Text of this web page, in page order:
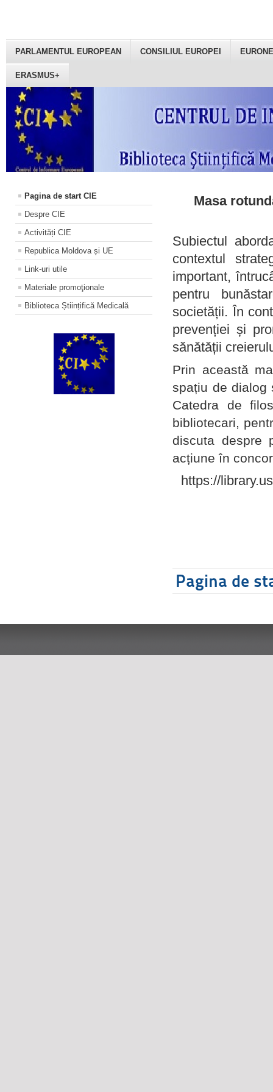
PARLAMENTUL EUROPEAN CONSILIUL EUROPEI
ERASMUS+
Pagina de start CIE
Despre CIE
Activități CIE
Republica Moldova și UE
Link-uri utile
Materiale promoţionale
Biblioteca Științifică Medicală
Masa
Subiectul
contextul
important,
pentru
societății. În
prevenției și
sănătății
Prin această
spațiu de dialog
Catedra de
bibliotecari,
discuta despre
acțiune în
https://
Pagina de